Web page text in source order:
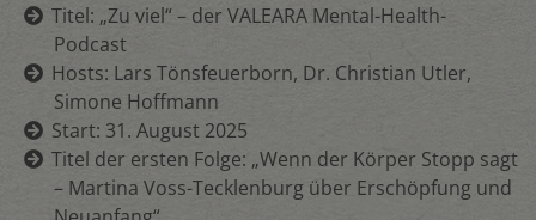
Titel: „Zu viel“ – der VALEARA Mental-Health-
Podcast
Hosts: Lars Tönsfeuerborn, Dr. Christian Utler,
Simone Hoffmann
Start: 31. August 2025
Titel der ersten Folge: „Wenn der Körper Stopp sagt
– Martina Voss-Tecklenburg über Erschöpfung und